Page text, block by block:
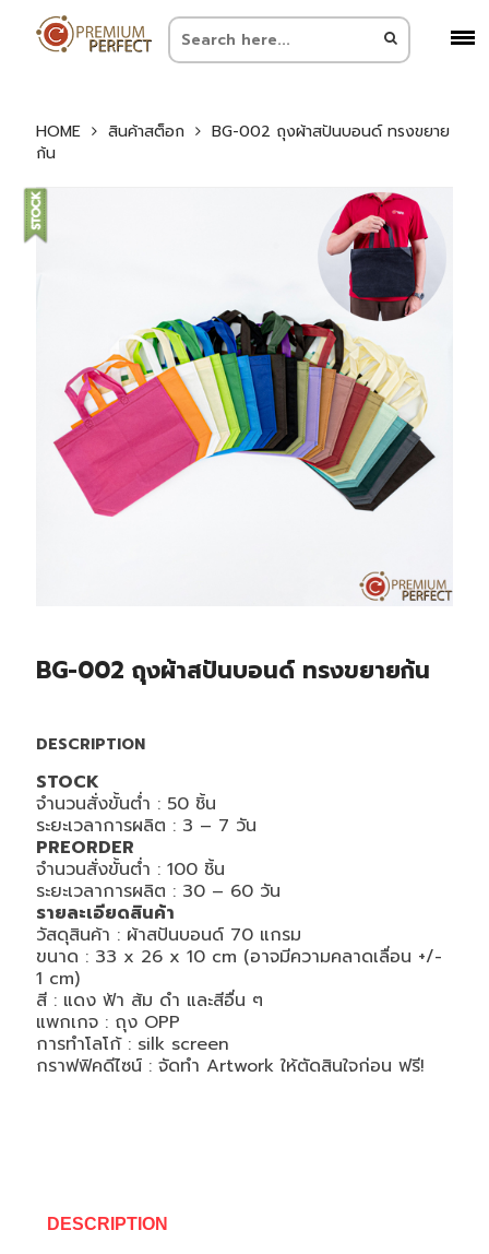
HOME สินค้าสต็อก
BG-002 ถุงผ้าสปันบอนด์ ทรงขยาย
ก้น
BG-002 ถุงผ้าสปันบอนด์ ทรงขยายก้น
DESCRIPTION
STOCK
จำนวนสั่งขั้นต่ำ : 50 ชิ้น
ระยะเวลาการผลิต : 3 – 7 วัน
PREORDER
จำนวนสั่งขั้นต่ำ : 100 ชิ้น
ระยะเวลาการผลิต : 30– 60 วัน
รายละเอียดสินค้า
วัสดุสินค้า : ผ้าสปันบอนด์ 70 แกรม
ขนาด : 33 x 26x 10cm (อาจมีความคลาดเลื่อน +/-
1 cm)
สี : แดง ฟ้า ส้ม ดำ และสีอื่น ๆ
แพกเกจ : ถุง OPP
การทำโลโก้ : silk screen
กราฟฟิคดีไซน์ : จัดทำ Artworkให้ตัดสินใจก่อน ฟรี!
DESCRIPTION